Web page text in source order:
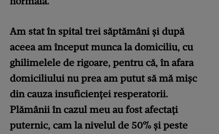
Am stat în spital trei săptămâni şi după
aceea am început munca la domiciliu, cu
ghilimelele de rigoare, pentru că, în afara
domiciliului nu prea am putut să mă mişc
din cauza insuficienţei resperatorii.
Plămânii în cazul meu au fost afectaţi
puternic, cam la nivelul de 50% şi peste